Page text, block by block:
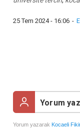
25 Tem 2024 - 16:06 -
Yorum yazarak Kocaeli